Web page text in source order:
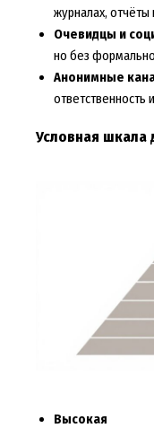
журналах, отчёты
Очевидцы и
но без
Анонимные
ответственность
Условная шкала
Высокая